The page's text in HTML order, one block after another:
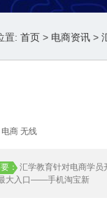
置: 首页 > 电商资讯 >
电商 无线
： 汇学教育针对电商学员
大入口——手机淘宝新